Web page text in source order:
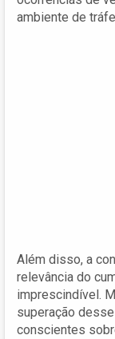
ambiente de
Além disso, a
relevância do
imprescindível.
superação
conscientes